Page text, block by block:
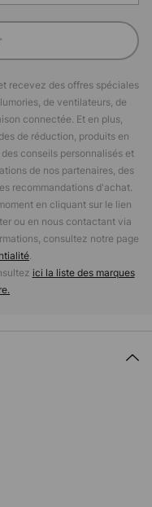
recevez des offres spéciales
de ventilateurs, de
connectée. Et en plus,
de réduction, produits en
conseils personnalisés et
de nos partenaires, des
recommandations d'achat.
en cliquant sur le lien
ou en nous contactant via
consultez notre page
.
ici la liste des marques